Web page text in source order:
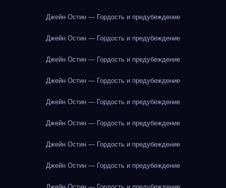
Джейн Остин — Гордость и предубеждение
Джейн Остин — Гордость и предубеждение
Джейн Остин — Гордость и предубеждение
Джейн Остин — Гордость и предубеждение
Джейн Остин — Гордость и предубеждение
Джейн Остин — Гордость и предубеждение
Джейн Остин — Гордость и предубеждение
Джейн Остин — Гордость и предубеждение